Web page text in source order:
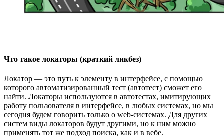
Что такое локаторы (краткий ликбез)
Локатор — это путь к элементу в интерфейсе, с помощью
которого автоматизированный тест (автотест) сможет его
найти. Локаторы используются в автотестах, имитирующих
работу пользователя в интерфейсе, в любых системах, но мы
сегодня будем говорить только о web-системах. Для других
систем виды локаторов будут другими, но к ним можно
применять тот же подход поиска, как и в вебе.